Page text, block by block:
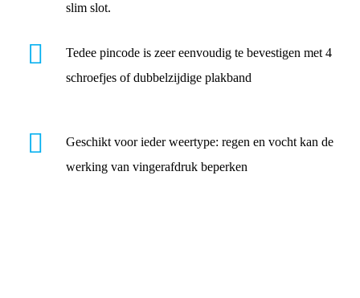
slim slot.
Tedee pincode is zeer eenvoudig te bevestigen met 4
schroefjes of dubbelzijdige plakband
Geschikt voor ieder weertype: regen en vocht kan de
werking van vingerafdruk beperken